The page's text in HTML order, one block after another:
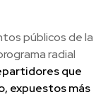
públicos de la
radial
que
expuestos más